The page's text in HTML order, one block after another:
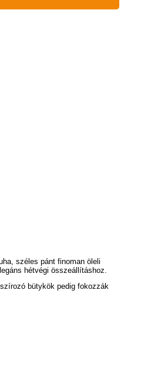
széles pánt finoman öleli
hétvégi összeállításhoz.
bütykök pedig fokozzák